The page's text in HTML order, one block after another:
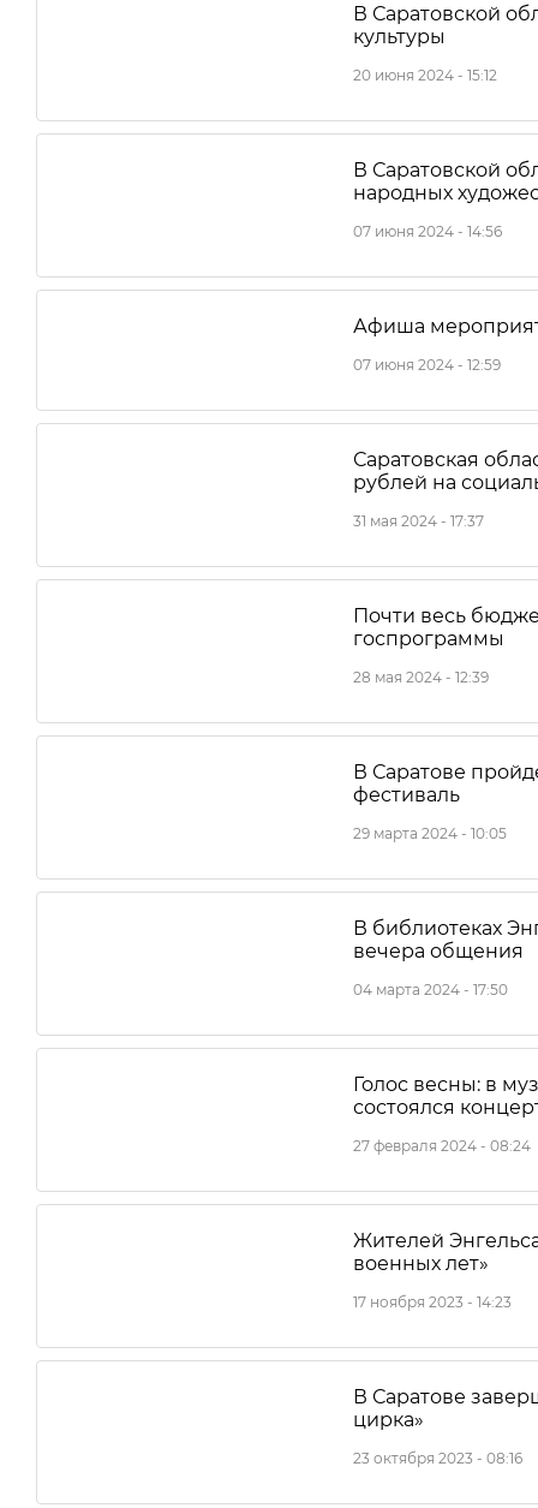
В Саратовской
культуры
20 июня 2024 - 15:12
В Саратовской
народных
07 июня 2024 - 14:56
Афиша
07 июня 2024 - 12:59
Саратовская
рублей на
31 мая 2024 - 17:37
Почти весь
госпрограммы
28 мая 2024 - 12:39
В Саратове
фестиваль
29 марта 2024 - 10:05
В библиотеках
вечера общения
04 марта 2024 - 17:50
Голос весны: в
состоялся
27 февраля 2024 - 08:24
Жителей
военных лет»
17 ноября 2023 - 14:23
В Саратове
цирка»
23 октября 2023 - 08:16